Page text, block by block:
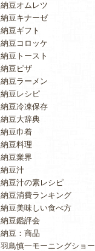
納豆オムレツ
納豆キナーゼ
納豆ギフト
納豆コロッケ
納豆トースト
納豆ピザ
納豆ラーメン
納豆レシピ
納豆冷凍保存
納豆大辞典
納豆巾着
納豆料理
納豆業界
納豆汁
納豆汁の素レシピ
納豆消費ランキング
納豆美味しい食べ方
納豆鑑評会
納豆：商品
羽鳥慎一モーニングショー